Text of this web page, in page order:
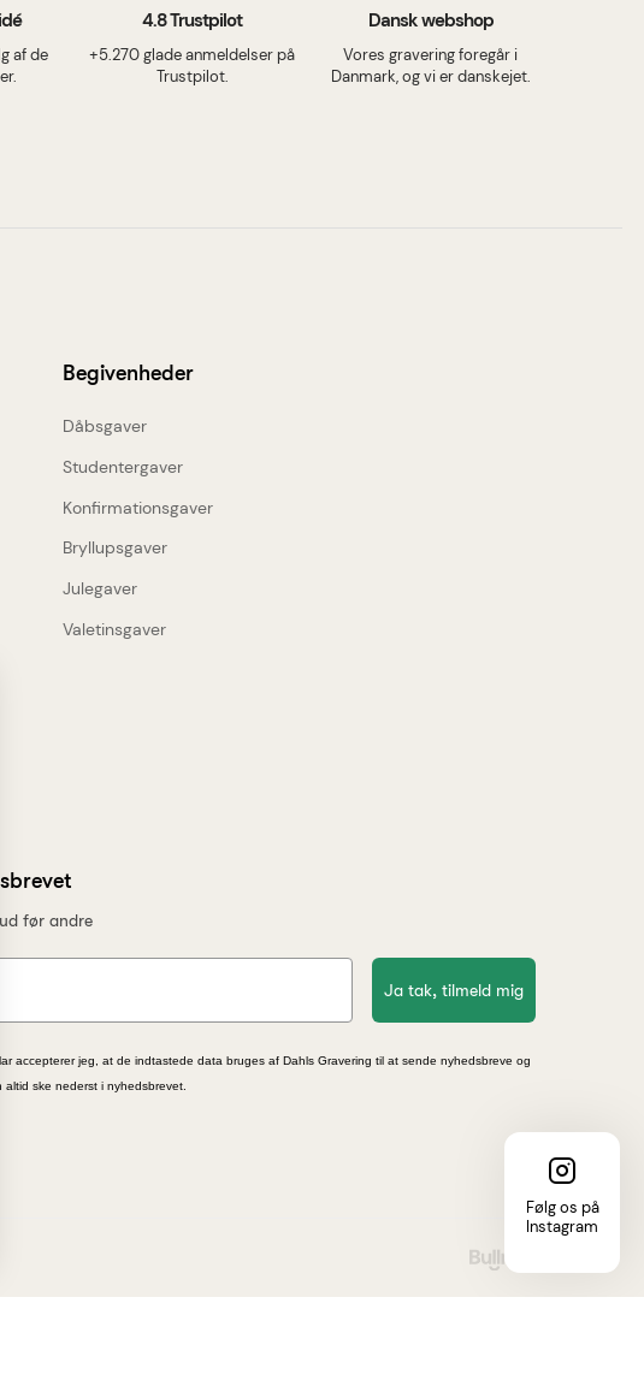
af de
4.8 Trustpilot
+5.270 glade anmeldelser på
Trustpilot.
Dansk webshop
Vores gravering foregår i
Danmark, og vi er danskejet.
Begivenheder
Dåbsgaver
Studentergaver
Konfirmationsgaver
Bryllupsgaver
Julegaver
Valetinsgaver
før andre
Ja tak, tilmeld mig
accepterer jeg, at de indtastede data bruges af Dahls Gravering til at sende nyhedsbreve og
altid ske nederst i nyhedsbrevet.
Følg os på
Instagram